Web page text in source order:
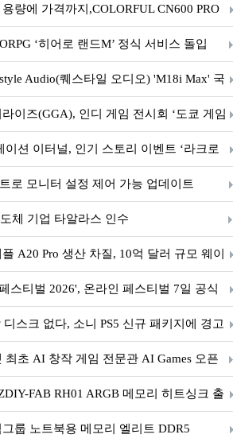
량에 가격까지,COLORFUL CN600 PRO
‘히어로 랜드M’ 정식 서비스 돌입
Audio(퀘스타일 오디오) 'M18i Max' 국
이즈(GGA), 인디 게임 전시회 ‘도쿄 게임
이션 이터널, 인기 스토리 이벤트 ‘라크로
성한 기념 이벤트 실시!
로 모니터 설정 제어 가능 업데이트
체 기업 타알라스 인수
A20 Pro 생산 차질, 10억 달러 규모 웨이
스티벌 2026', 온라인 페스티벌 7일 공식
스크 없다, 소니 PS5 신규 패키지에 경고
최초 AI 창작 게임 전문관 AI Games 오픈
FAB RH01 ARGB 메모리 히트싱크 출
룹 노트북용 메모리 엘리트 DDR5